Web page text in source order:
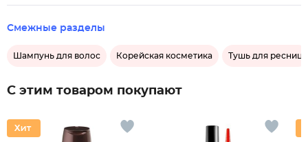
Смежные разделы
Шампунь для волос Корейская косметика Тушь для ресниц
С этим товаром покупают